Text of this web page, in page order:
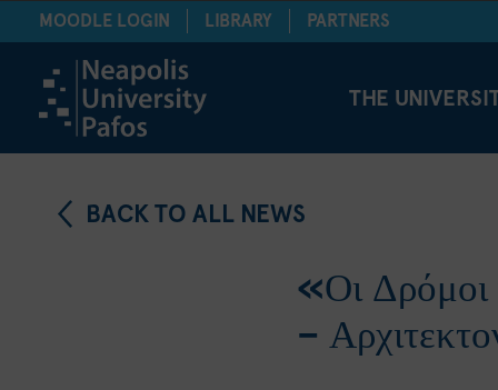
MOODLE LOGIN LIBRARY PARTNERS
THE
BACK TO ALL NEWS
«Οι Δρόμοι
–